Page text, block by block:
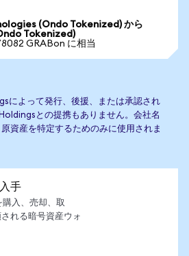
(Ondo Tokenized) から
Tokenized)
GRABon に相当
によって発行、後援、または承認され
との提携もありません。会社名
資産を特定するためのみに使用されま
手
入、売却、取
れる暗号資産ウォ